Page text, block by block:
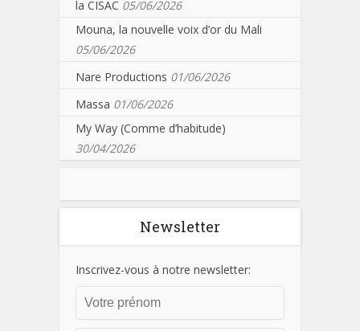
la CISAC 05/06/2026
Mouna, la nouvelle voix d’or du Mali
05/06/2026
Nare Productions 01/06/2026
Massa 01/06/2026
My Way (Comme d’habitude)
30/04/2026
Newsletter
Inscrivez-vous à notre newsletter: